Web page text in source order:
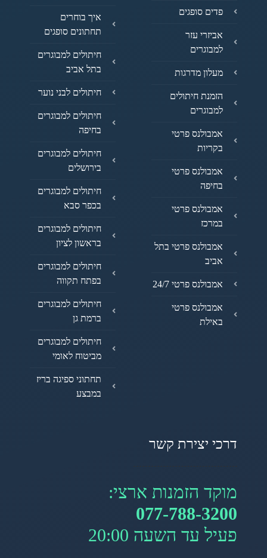
פדים סופגים
אביזרי עזר
למבוגרים
מעלון מדרגות
הזמנת חיתולים
למבוגרים
אמבולנס פרטי
בקריות
אמבולנס פרטי
בחיפה
אמבולנס פרטי
במרכז
אמבולנס פרטי בתל
אביב
אמבולנס פרטי 24/7
אמבולנס פרטי
באילת
איך בוחרים
תחתונים סופגים
חיתולים למבוגרים
בתל אביב
חיתולים לבני נוער
חיתולים למבוגרים
בחיפה
חיתולים למבוגרים
בירושלים
חיתולים למבוגרים
בכפר סבא
חיתולים למבוגרים
בראשון לציון
חיתולים למבוגרים
בפתח תקווה
חיתולים למבוגרים
ברמת גן
חיתולים למבוגרים
מביטוח לאומי
תחתוני ספיגה בריז
במבצע
דרכי יצירת קשר
מוקד הזמנות ארצי:
077-788-3200
פעיל עד השעה 20:00